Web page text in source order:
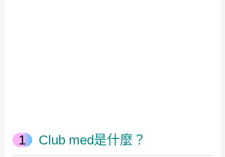
Club med是什麼？